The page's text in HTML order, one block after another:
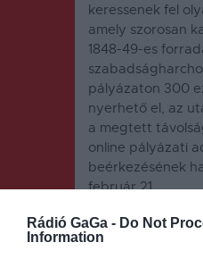
Rádió GaGa - Do Not
Information
keressenek fel
amely szorosan
1848-49-es
pályázaton 300
nyerhető el, az
a megtett
online pályázati
beérkezésének
február 21.